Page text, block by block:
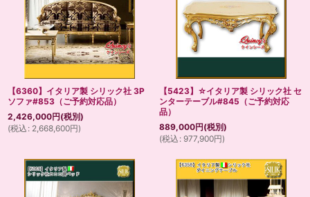
【6360】イタリア製 シリック社 3P
ソファ#853（ご予約対応品）
2,426,000円(税別)
(税込 : 2,668,600円)
【5423】☆イタリア製 シリック社 セ
ンターテーブル#845（ご予約対応
品）
889,000円(税別)
(税込 : 977,900円)